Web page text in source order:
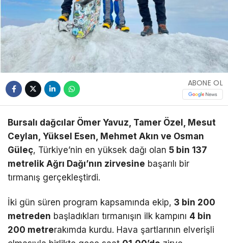
ABONE OL
Bursalı dağcılar Ömer Yavuz, Tamer Özel, Mesut
Ceylan, Yüksel Esen, Mehmet Akın ve Osman
Güleç, Türkiye’nin en yüksek dağı olan 5 bin 137
metrelik Ağrı Dağı’nın zirvesine başarılı bir
tırmanış gerçekleştirdi.
İki gün süren program kapsamında ekip, 3 bin 200
metreden başladıkları tırmanışın ilk kampını 4 bin
200 metrerakımda kurdu. Hava şartlarının elverişli